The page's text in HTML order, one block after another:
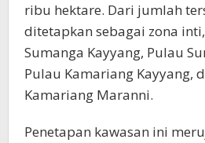
ribu hektare. Dari jumlah
ditetapkan sebagai zona
Sumanga Kayyang, Pulau
Pulau Kamariang Kayyang,
Kamariang Maranni.
Penetapan kawasan ini